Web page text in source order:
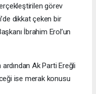
görev
dikkat çeken bir
İbrahim Erol’un
Ak Parti Ereğli
ise merak konusu